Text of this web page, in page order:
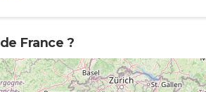
France ?